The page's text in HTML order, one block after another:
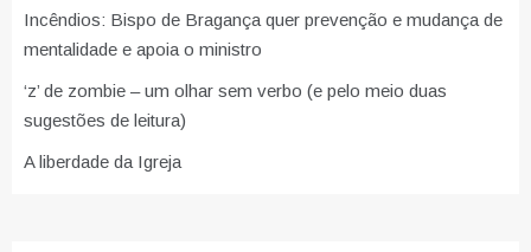
Incêndios: Bispo de Bragança quer prevenção e mudança de
mentalidade e apoia o ministro
‘z’ de zombie – um olhar sem verbo (e pelo meio duas
sugestões de leitura)
A liberdade da Igreja